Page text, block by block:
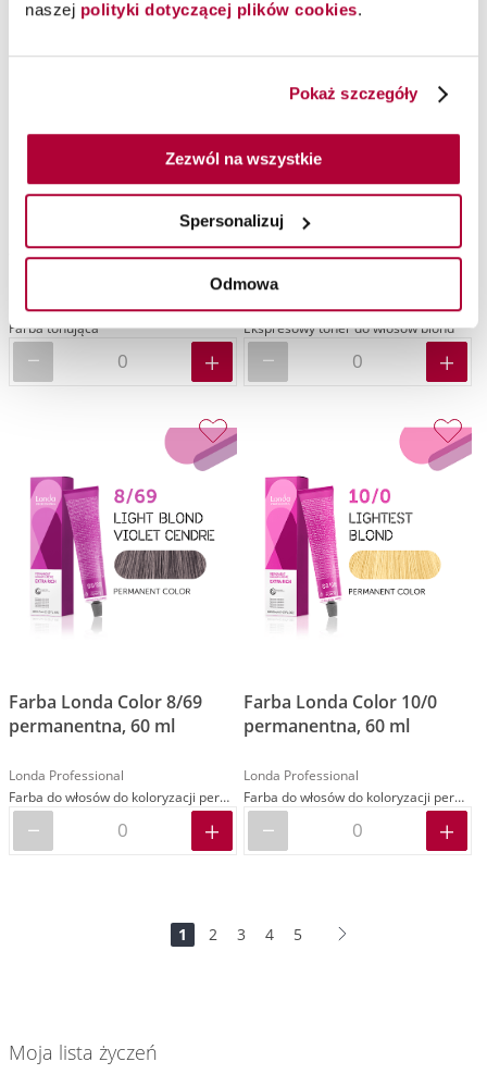
naszej polityki dotyczącej plików cookies.
Pokaż szczegóły
Zezwól na wszystkie
Spersonalizuj
Odmowa
Farba Londa Color 9/73
tonująca, 60 ml
Londa Professional
Farba tonująca
Ekspresowa farba tonująca
Londa /69, 60 ml
Londa Professional
Ekspresowy toner do włosów blond
Farba Londa Color 8/69
permanentna, 60 ml
Londa Professional
Farba do włosów do koloryzacji permanentnej
Farba Londa Color 10/0
permanentna, 60 ml
Londa Professional
Farba do włosów do koloryzacji permanentnej
Strona
Jesteś
1 Strona
2 Strona
3 Strona
4 Strona
5
Moja lista życzeń